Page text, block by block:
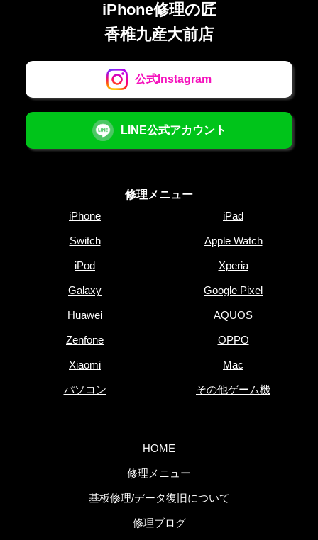
iPhone修理の匠
香椎九産大前店
公式Instagram
LINE公式アカウント
修理メニュー
iPhone
iPad
Switch Apple Watch
iPod Xperia
Galaxy Google Pixel
Huawei AQUOS
Zenfone OPPO
Xiaomi Mac
パソコン その他ゲーム機
HOME
修理メニュー
基板修理/データ復旧について
修理ブログ